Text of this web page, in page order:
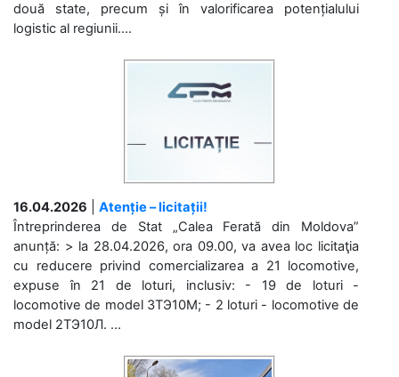
două state, precum și în valorificarea potențialului
logistic al regiunii....
16.04.2026
Atenție – licitații!
Întreprinderea de Stat „Calea Ferată din Moldova”
anunță: > la 28.04.2026, ora 09.00, va avea loc licitaţia
cu reducere privind comercializarea a 21 locomotive,
expuse în 21 de loturi, inclusiv: - 19 de loturi -
locomotive de model 3ТЭ10М; - 2 loturi - locomotive de
model 2ТЭ10Л. ...